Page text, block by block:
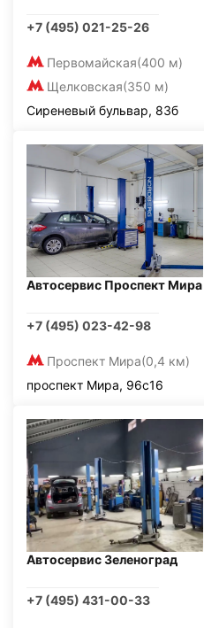
+7 (495) 021-25-26
Первомайская(400 м)
Щелковская(350 м)
Сиреневый бульвар, 83б
Автосервис Проспект Мира
+7 (495) 023-42-98
Проспект Мира(0,4 км)
проспект Мира, 96с16
Автосервис Зеленоград
+7 (495) 431-00-33